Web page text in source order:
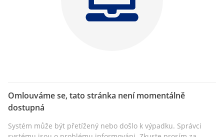
Omlouváme se, tato stránka není momentálně
dostupná
Systém může být přetížený nebo došlo k výpadku. Správci